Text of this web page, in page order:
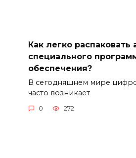
Как легко распаковать
специального
обеспечения?
В сегодняшнем мире
часто возникает
0 272